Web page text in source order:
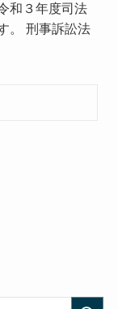
和３年度司法
。 刑事訴訟法